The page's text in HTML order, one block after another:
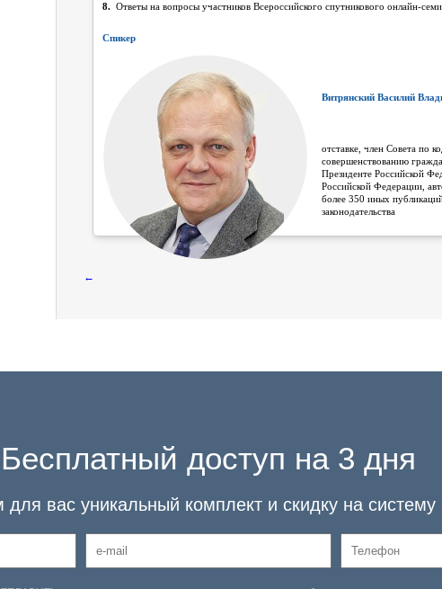
8. Ответы на вопросы участников Всероссийского спутникового онлайн-
Спикер
Витрянский Василий
отставке, член Совета по
совершенствованию
Президенте Российской
Российской Федерации,
более 350 иных
законодательства
←
Бесплатный доступ на 3 дня
вас уникальный комплект и скидку на систему